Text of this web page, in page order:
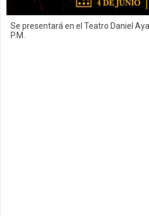
Se presentará en el Teatro Daniel
P.M.